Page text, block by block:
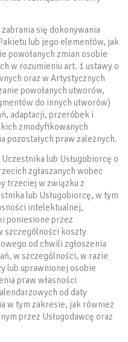
się dokonywania
lub jego elementów, jak
powołanych zmian osobie
w rozumieniu art. 1 ustawy o
oraz w Artystycznych
powołanych utworów,
do innych utworów)
adaptacji, przeróbek i
zmodyfikowanych
pozostałych praw zależnych.
lub Usługobiorcę o
zgłaszanych wobec
trzeciej w związku z
lub Usługobiorcę, w tym
intelektualnej,
poniesione przez
szczególności koszty
od chwili zgłoszenia
w szczególności, w razie
lub uprawnionej osobie
praw własności
od daty
w tym zakresie, jak również
przez Usługodawcę oraz